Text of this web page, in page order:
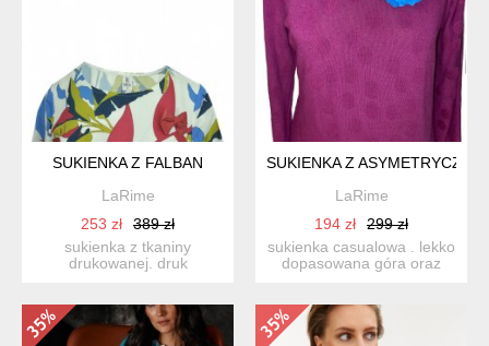
SUKIENKA Z FALBAN
LaRime
253 zł
389 zł
sukienka z tkaniny
drukowanej. druk
SUKIENKA Z
LaRime
194 zł
299 zł
sukienka casualowa . lekko
dopasowana góra oraz